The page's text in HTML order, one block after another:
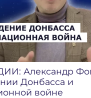
Александр
Донбасса и
войне